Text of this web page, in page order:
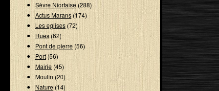
Sèvre Niortaise(288)
Actus Marans (174)
Les eglises(72)
Rues(62)
Pont de pierre(56)
Port(56)
Mairie(45)
Moulin(20)
Nature(14)